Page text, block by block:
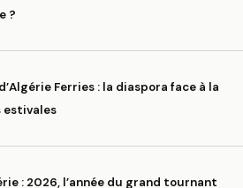
?
Ferries : la diaspora face à la
estivales
: 2026, l’année du grand tournant